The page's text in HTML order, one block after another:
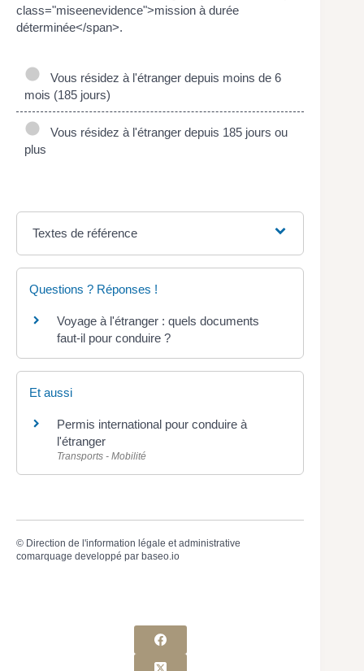
class="miseenevidence">mission à durée
déterminée</span>.
Vous résidez à l'étranger depuis moins de 6
mois (185 jours)
Vous résidez à l'étranger depuis 185 jours ou
plus
Textes de référence
Questions ? Réponses !
Voyage à l'étranger : quels documents
faut-il pour conduire ?
Et aussi
Permis international pour conduire à
l'étranger
Transports - Mobilité
© Direction de l'information légale et administrative
comarquage developpé par baseo.io